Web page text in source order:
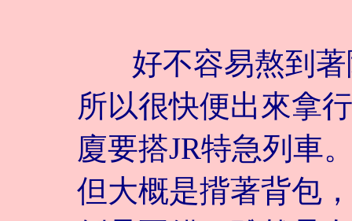
好不容易熬到著
所以很快便出來拿
廈要搭JR特急列車
但大概是揹著背包